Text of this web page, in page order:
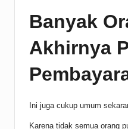
Banyak
Akhirnya
Ini juga cukup umum
Karena tidak semua orang